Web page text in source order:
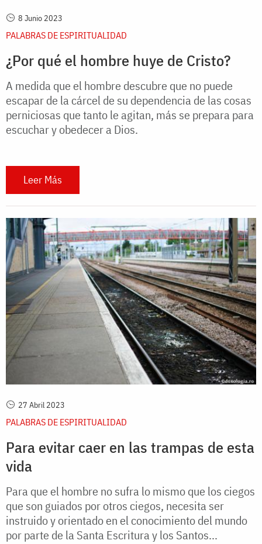
8 Junio 2023
PALABRAS DE ESPIRITUALIDAD
¿Por qué el hombre huye de Cristo?
A medida que el hombre descubre que no puede
escapar de la cárcel de su dependencia de las cosas
perniciosas que tanto le agitan, más se prepara para
escuchar y obedecer a Dios.
Leer Más
27 Abril 2023
PALABRAS DE ESPIRITUALIDAD
Para evitar caer en las trampas de esta
vida
Para que el hombre no sufra lo mismo que los ciegos
que son guiados por otros ciegos, necesita ser
instruido y orientado en el conocimiento del mundo
por parte de la Santa Escritura y los Santos...